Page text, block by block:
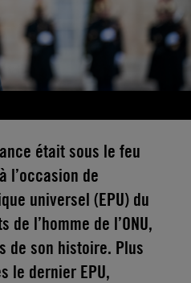
était sous le feu
l’occasion de
universel (EPU) du
de l’homme de l’ONU,
de son histoire. Plus
le dernier EPU,